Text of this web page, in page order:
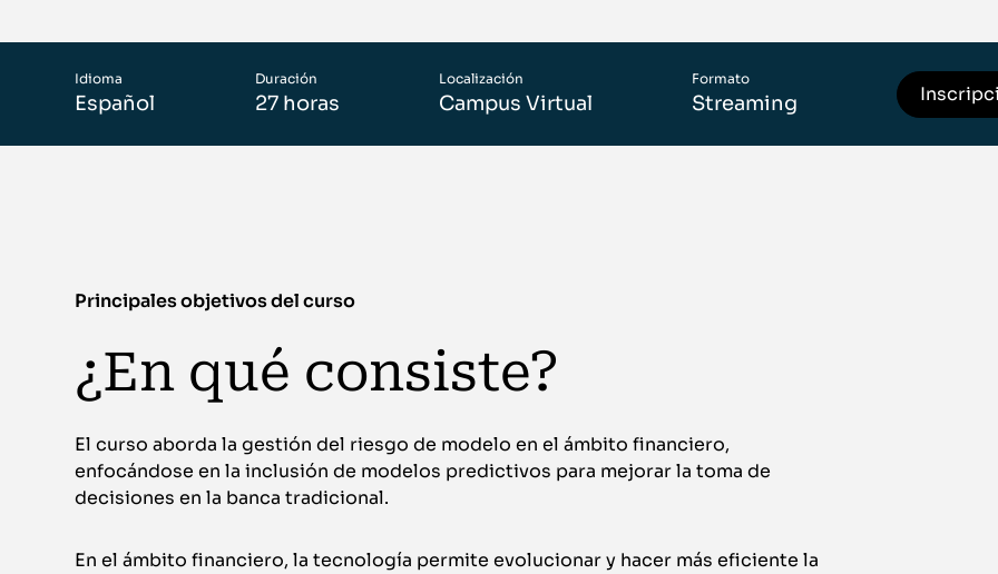
Idioma
Español
Duración
27 horas
Localización
Campus Virtual
Formato
Streaming
Principales objetivos del curso
¿En qué consiste?
El curso aborda la gestión del riesgo de modelo en el ámbito financiero,
enfocándose en la inclusión de modelos predictivos para mejorar la toma de
decisiones en la banca tradicional.
En el ámbito financiero, la tecnología permite evolucionar y hacer más eficiente la